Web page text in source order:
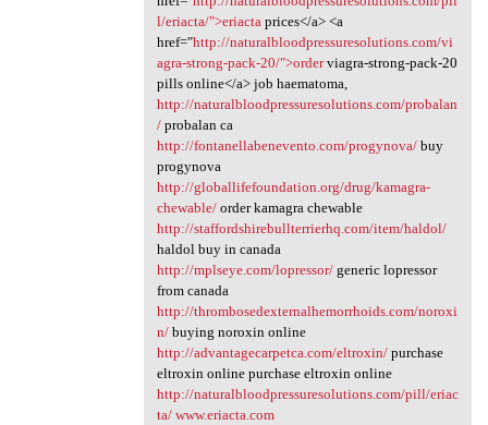
l/eriacta/">eriacta prices</a> <a
href="http://naturalbloodpressuresolutions.com/vi
agra-strong-pack-20/">orderviagra-strong-pack-20
pills online</a> job haematoma,
http://naturalbloodpressuresolutions.com/probalan
/probalan ca
http://fontanellabenevento.com/progynova/buy
progynova
http://globallifefoundation.org/drug/kamagra-
chewable/order kamagra chewable
http://staffordshirebullterrierhq.com/item/haldol/
haldol buy in canada
http://mplseye.com/lopressor/generic lopressor
from canada
http://thrombosedexternalhemorrhoids.com/noroxi
n/buying noroxin online
http://advantagecarpetca.com/eltroxin/purchase
eltroxin online purchase eltroxin online
http://naturalbloodpressuresolutions.com/pill/eriac
ta/ www.eriacta.com